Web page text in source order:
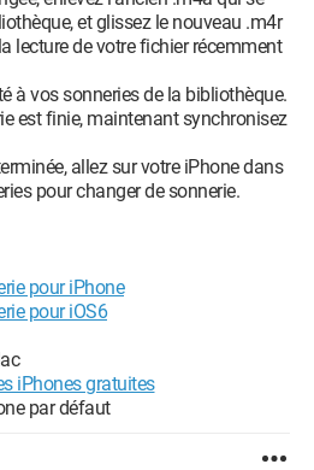
et glissez le nouveau .m4r
lecture de votre fichier récemment
à vos sonneries de la bibliothèque.
est finie, maintenant synchronisez
allez sur votre iPhone dans
pour changer de sonnerie.
pour iPhone
pour iOS6
iPhones gratuites
par défaut